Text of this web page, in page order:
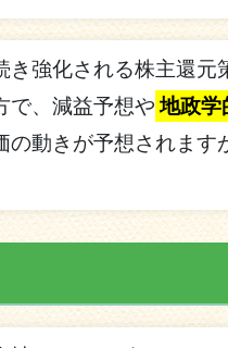
強化される株主還
で、減益予想や 地政学
動きが予想されま